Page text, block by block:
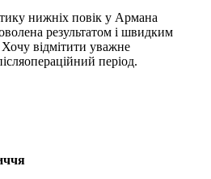
нижніх повік у Армана
результатом і швидким
Хочу відмітити уважне
період.